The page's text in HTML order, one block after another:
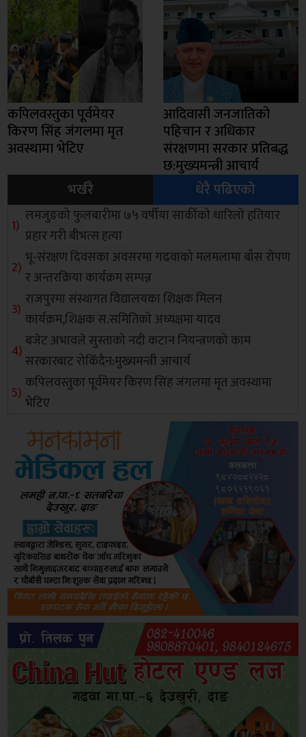
कपिलवस्तुका पूर्वमेयर
किरण सिंह जंगलमा मृत
अवस्थामा भेटिए
आदिवासी जनजातिको
पहिचान र अधिकार
संरक्षणमा सरकार प्रतिबद्ध
छ:मुख्यमन्त्री आचार्य
भर्खरै
धेरै पढिएको
लमजुङको फुलबारीमा ७५ वर्षीया सार्कीको धारिलो हतियार
प्रहार गरी बीभत्स हत्या
भू-संरक्षण दिवसका अवसरमा गढवाको मलमलामा बाँस रोपण
र अन्तरक्रिया कार्यक्रम सम्पन्न
राजपुरमा संस्थागत विद्यालयका शिक्षक मिलन
कार्यक्रम,शिक्षक स.समितिको अध्यक्षमा यादव
बजेट अभावले सुस्ताको नदी कटान नियन्त्रणको काम
सरकारबाट रोकिँदैन:मुख्यमन्त्री आचार्य
कपिलवस्तुका पूर्वमेयर किरण सिंह जंगलमा मृत अवस्थामा
भेटिए